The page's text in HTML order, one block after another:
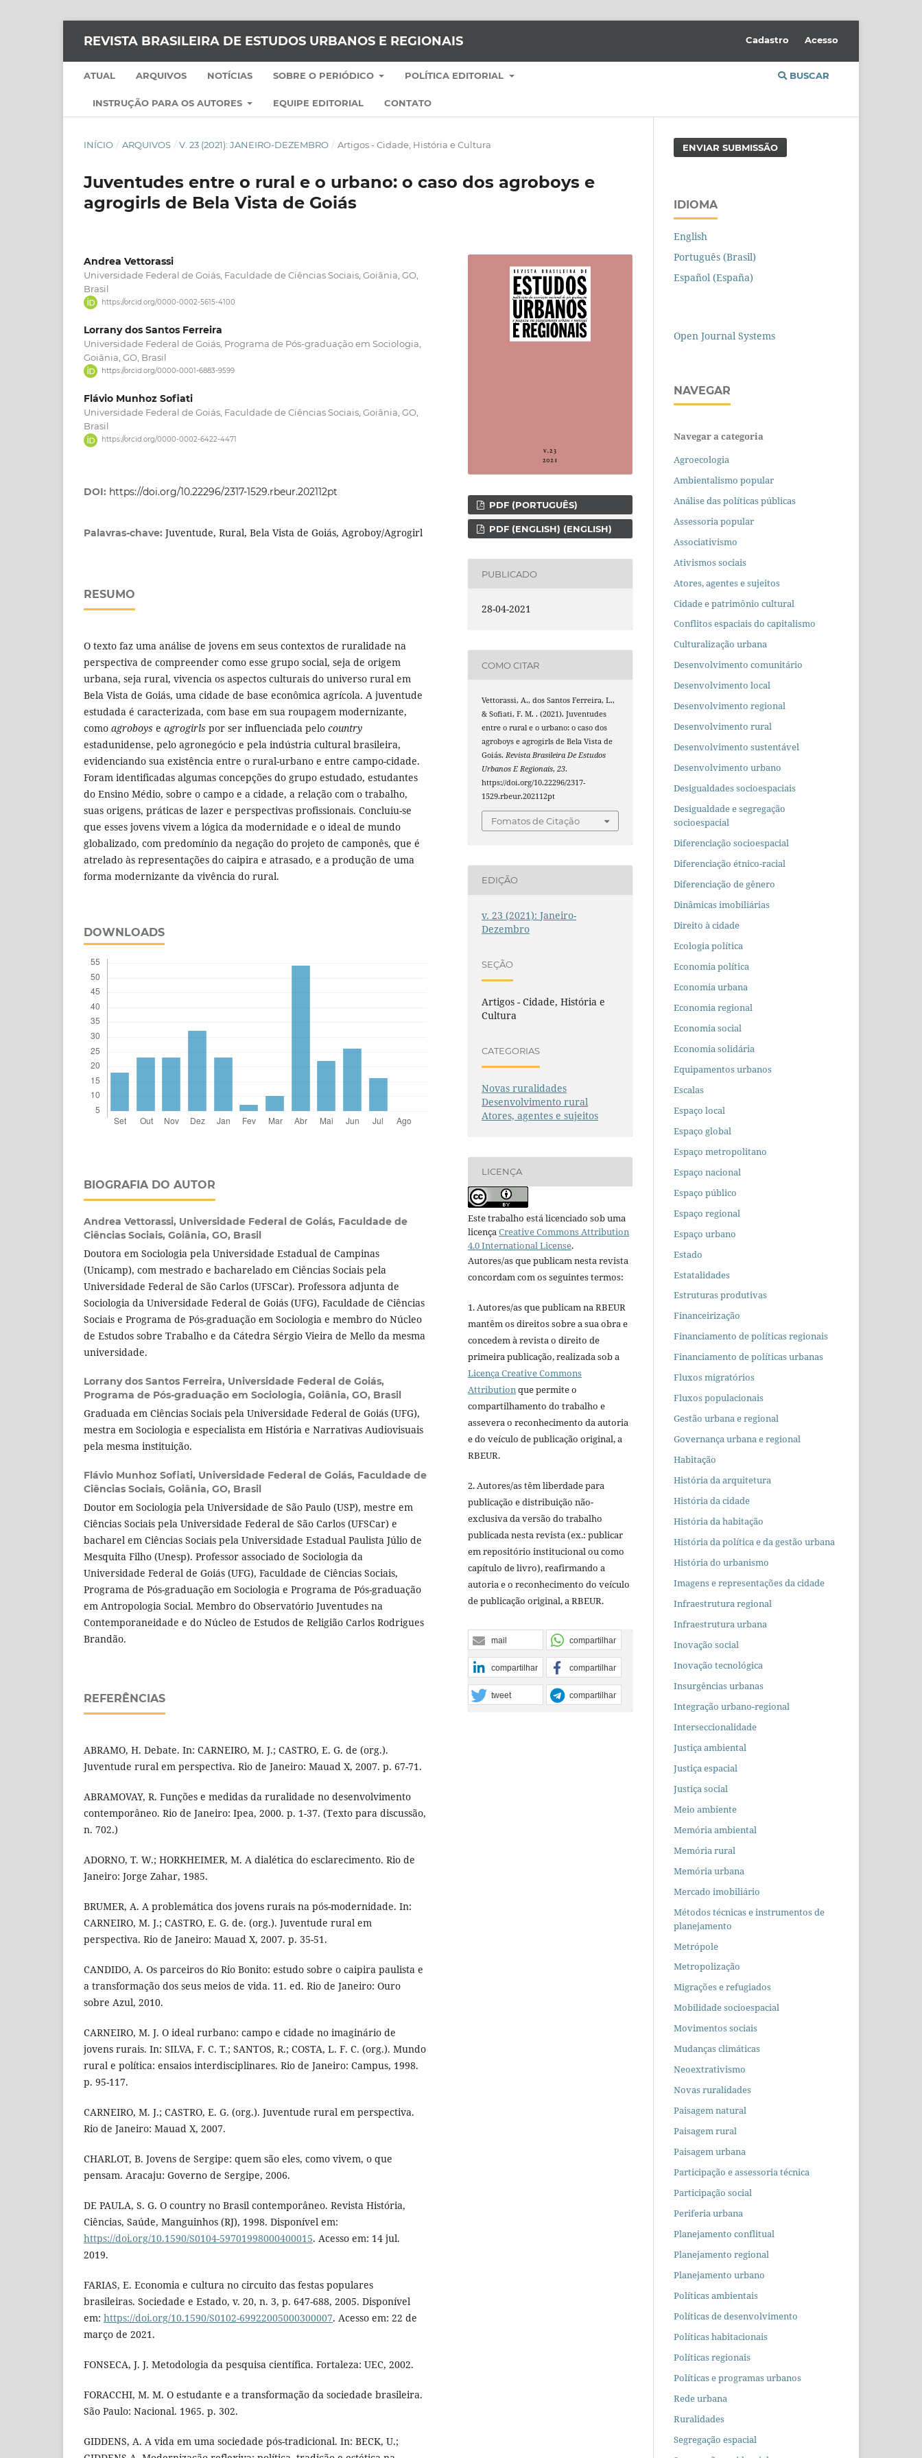
REVISTA BRASILEIRA DE ESTUDOS URBANOS E REGIONAIS
ATUAL ARQUIVOS NOTÍCIAS SOBRE O PERIÓDICO POLÍTICA EDITORIAL
INSTRUÇÃO PARA OS AUTORES EQUIPE EDITORIAL CONTATO
BUSCAR
Cadastro Acesso
INÍCIO / ARQUIVOS / V. 23 (2021): JANEIRO-DEZEMBRO / Artigos - Cidade, História e Cultura
Juventudes entre o rural e o urbano: o caso dos agroboys e
agrogirls de Bela Vista de Goiás
Andrea Vettorassi
Universidade Federal de Goiás, Faculdade de Ciências Sociais, Goiânia, GO,
Brasil
https://orcid.org/0000-0002-5615-4100
Lorrany dos Santos Ferreira
Universidade Federal de Goiás, Programa de Pós-graduação em Sociologia,
Goiânia, GO, Brasil
https://orcid.org/0000-0001-6883-9599
Flávio Munhoz Sofiati
Universidade Federal de Goiás, Faculdade de Ciências Sociais, Goiânia, GO,
Brasil
https://orcid.org/0000-0002-6422-4471
DOI: https://doi.org/10.22296/2317-1529.rbeur.202112pt
Palavras-chave: Juventude, Rural, Bela Vista de Goiás, Agroboy/Agrogirl
RESUMO
O texto faz uma análise de jovens em seus contextos de ruralidade na
perspectiva de compreender como esse grupo social, seja de origem
urbana, seja rural, vivencia os aspectos culturais do universo rural em
Bela Vista de Goiás, uma cidade de base econômica agrícola. A juventude
estudada é caracterizada, com base em sua roupagem modernizante,
como agroboys e agrogirls por ser influenciada pelo country
estadunidense, pelo agronegócio e pela indústria cultural brasileira,
evidenciando sua existência entre o rural-urbano e entre campo-cidade.
Foram identificadas algumas concepções do grupo estudado, estudantes
do Ensino Médio, sobre o campo e a cidade, a relação com o trabalho,
suas origens, práticas de lazer e perspectivas profissionais. Concluiu-se
que esses jovens vivem a lógica da modernidade e o ideal de mundo
globalizado, com predomínio da negação do projeto de camponês, que é
atrelado às representações do caipira e atrasado, e a produção de uma
forma modernizante da vivência do rural.
DOWNLOADS
BIOGRAFIA DO AUTOR
Andrea Vettorassi, Universidade Federal de Goiás, Faculdade de
Ciências Sociais, Goiânia, GO, Brasil
Doutora em Sociologia pela Universidade Estadual de Campinas
(Unicamp), com mestrado e bacharelado em Ciências Sociais pela
Universidade Federal de São Carlos (UFSCar). Professora adjunta de
Sociologia da Universidade Federal de Goiás (UFG), Faculdade de Ciências
Sociais e Programa de Pós-graduação em Sociologia e membro do Núcleo
de Estudos sobre Trabalho e da Cátedra Sérgio Vieira de Mello da mesma
universidade.
Lorrany dos Santos Ferreira, Universidade Federal de Goiás,
Programa de Pós-graduação em Sociologia, Goiânia, GO, Brasil
Graduada em Ciências Sociais pela Universidade Federal de Goiás (UFG),
mestra em Sociologia e especialista em História e Narrativas Audiovisuais
pela mesma instituição.
Flávio Munhoz Sofiati, Universidade Federal de Goiás, Faculdade de
Ciências Sociais, Goiânia, GO, Brasil
Doutor em Sociologia pela Universidade de São Paulo (USP), mestre em
Ciências Sociais pela Universidade Federal de São Carlos (UFSCar) e
bacharel em Ciências Sociais pela Universidade Estadual Paulista Júlio de
Mesquita Filho (Unesp). Professor associado de Sociologia da
Universidade Federal de Goiás (UFG), Faculdade de Ciências Sociais,
Programa de Pós-graduação em Sociologia e Programa de Pós-graduação
em Antropologia Social. Membro do Observatório Juventudes na
Contemporaneidade e do Núcleo de Estudos de Religião Carlos Rodrigues
Brandão.
REFERÊNCIAS
ABRAMO, H. Debate. In: CARNEIRO, M. J.; CASTRO, E. G. de (org.).
Juventude rural em perspectiva. Rio de Janeiro: Mauad X, 2007. p. 67-71.
ABRAMOVAY, R. Funções e medidas da ruralidade no desenvolvimento
contemporâneo. Rio de Janeiro: Ipea, 2000. p. 1-37. (Texto para discussão,
n. 702.)
ADORNO, T. W.; HORKHEIMER, M. A dialética do esclarecimento. Rio de
Janeiro: Jorge Zahar, 1985.
BRUMER, A. A problemática dos jovens rurais na pós-modernidade. In:
CARNEIRO, M. J.; CASTRO, E. G. de. (org.). Juventude rural em
perspectiva. Rio de Janeiro: Mauad X, 2007. p. 35-51.
CANDIDO, A. Os parceiros do Rio Bonito: estudo sobre o caipira paulista e
a transformação dos seus meios de vida. 11. ed. Rio de Janeiro: Ouro
sobre Azul, 2010.
CARNEIRO, M. J. O ideal rurbano: campo e cidade no imaginário de
jovens rurais. In: SILVA, F. C. T.; SANTOS, R.; COSTA, L. F. C. (org.). Mundo
rural e política: ensaios interdisciplinares. Rio de Janeiro: Campus, 1998.
p. 95-117.
CARNEIRO, M. J.; CASTRO, E. G. (org.). Juventude rural em perspectiva.
Rio de Janeiro: Mauad X, 2007.
CHARLOT, B. Jovens de Sergipe: quem são eles, como vivem, o que
pensam. Aracaju: Governo de Sergipe, 2006.
DE PAULA, S. G. O country no Brasil contemporâneo. Revista História,
Ciências, Saúde, Manguinhos (RJ), 1998. Disponível em:
https://doi.org/10.1590/S0104-59701998000400015. Acesso em: 14 jul.
2019.
FARIAS, E. Economia e cultura no circuito das festas populares
brasileiras. Sociedade e Estado, v. 20, n. 3, p. 647-688, 2005. Disponível
em: https://doi.org/10.1590/S0102-69922005000300007. Acesso em: 22 de
março de 2021.
FONSECA, J. J. Metodologia da pesquisa científica. Fortaleza: UEC, 2002.
FORACCHI, M. M. O estudante e a transformação da sociedade brasileira.
São Paulo: Nacional. 1965. p. 302.
GIDDENS, A. A vida em uma sociedade pós-tradicional. In: BECK, U.;
PDF (PORTUGUÊS)
PDF (ENGLISH) (ENGLISH)
PUBLICADO
28-04-2021
COMO CITAR
Vettorassi, A., dos Santos Ferreira, L.,
& Sofiati, F. M. . (2021). Juventudes
entre o rural e o urbano: o caso dos
agroboys e agrogirls de Bela Vista de
Goiás.Revista Brasileira De Estudos
Urbanos E Regionais,23.
https://doi.org/10.22296/2317-
1529.rbeur.202112pt
Fomatos de Citação
EDIÇÃO
v. 23 (2021): Janeiro-
Dezembro
SEÇÃO
Artigos - Cidade, História e
Cultura
CATEGORIAS
Novas ruralidades
Desenvolvimento rural
Atores, agentes e sujeitos
LICENÇA
Este trabalho está licenciado sob uma
licençaCreative Commons Attribution
4.0 International License.
Autores/as que publicam nesta revista
concordam com os seguintes termos:
1. Autores/as que publicam na RBEUR
mantêm os direitos sobre a sua obra e
concedem à revista o direito de
primeira publicação, realizada sob a
Licença Creative Commons
Attributionque permite o
compartilhamento do trabalho e
assevera o reconhecimento da autoria
e do veículo de publicação original, a
RBEUR.
2. Autores/as têm liberdade para
publicação e distribuição não-
exclusiva da versão do trabalho
publicada nesta revista (ex.: publicar
em repositório institucional ou como
capítulo de livro), reafirmando a
autoria e o reconhecimento do veículo
de publicação original, a RBEUR.
mail compartilhar
compartilhar compartilhar
tweet compartilhar
ENVIAR SUBMISSÃO
IDIOMA
English
Português (Brasil)
Español (España)
Open Journal Systems
NAVEGAR
Navegar a categoria
Agroecologia
Ambientalismo popular
Análise das políticas públicas
Assessoria popular
Associativismo
Ativismos sociais
Atores, agentes e sujeitos
Cidade e patrimônio cultural
Conflitos espaciais do capitalismo
Culturalização urbana
Desenvolvimento comunitário
Desenvolvimento local
Desenvolvimento regional
Desenvolvimento rural
Desenvolvimento sustentável
Desenvolvimento urbano
Desigualdades socioespaciais
Desigualdade e segregação
socioespacial
Diferenciação socioespacial
Diferenciação étnico-racial
Diferenciação de gênero
Dinâmicas imobiliárias
Direito à cidade
Ecologia política
Economia política
Economia urbana
Economia regional
Economia social
Economia solidária
Equipamentos urbanos
Escalas
Espaço local
Espaço global
Espaço metropolitano
Espaço nacional
Espaço público
Espaço regional
Espaço urbano
Estado
Estatalidades
Estruturas produtivas
Financeirização
Financiamento de políticas regionais
Financiamento de políticas urbanas
Fluxos migratórios
Fluxos populacionais
Gestão urbana e regional
Governança urbana e regional
Habitação
História da arquitetura
História da cidade
História da habitação
História da política e da gestão urbana
História do urbanismo
Imagens e representações da cidade
Infraestrutura regional
Infraestrutura urbana
Inovação social
Inovação tecnológica
Insurgências urbanas
Integração urbano-regional
Interseccionalidade
Justiça ambiental
Justiça espacial
Justiça social
Meio ambiente
Memória ambiental
Memória rural
Memória urbana
Mercado imobiliário
Métodos técnicas e instrumentos de
planejamento
Metrópole
Metropolização
Migrações e refugiados
Mobilidade socioespacial
Movimentos sociais
Mudanças climáticas
Neoextrativismo
Novas ruralidades
Paisagem natural
Paisagem rural
Paisagem urbana
Participação e assessoria técnica
Participação social
Periferia urbana
Planejamento conflitual
Planejamento regional
Planejamento urbano
Políticas ambientais
Políticas de desenvolvimento
Políticas habitacionais
Políticas regionais
Políticas e programas urbanos
Rede urbana
Ruralidades
Segregação espacial